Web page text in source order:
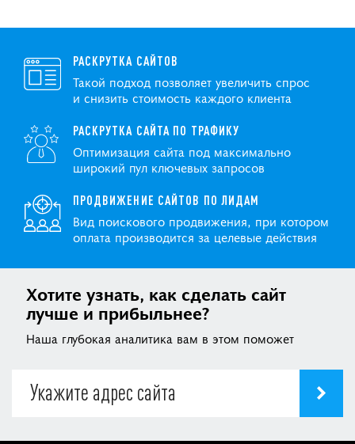
РАСКРУТКА САЙТОВ
Такой подход позволяет увеличить спрос
и снизить стоимость каждого клиента
РАСКРУТКА САЙТА ПО ТРАФИКУ
Оптимизация сайта под максимально
широкий пул ключевых запросов
ПРОДВИЖЕНИЕ САЙТОВ ПО ЛИДАМ
Вид поискового продвижения, при котором
оплата производится за целевые действия
Хотите узнать, как сделать сайт
лучше и прибыльнее?
Наша глубокая аналитика вам в этом поможет